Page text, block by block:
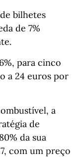
bilhetes
de 7%
para cinco
a 24 euros por
a
de
da sua
com um preço